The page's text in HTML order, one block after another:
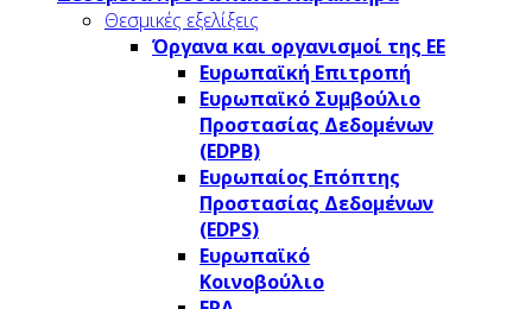
Θεσμικές εξελίξεις
Όργανα και οργανισμοί της ΕΕ
Ευρωπαϊκή Επιτροπή
Ευρωπαϊκό Συμβούλιο
Προστασίας Δεδομένων
(EDPB)
Ευρωπαίος Επόπτης
Προστασίας Δεδομένων
(EDPS)
Ευρωπαϊκό
Κοινοβούλιο